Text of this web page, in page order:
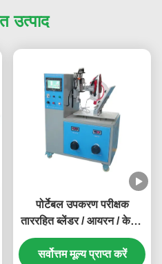
उत्पाद
पोर्टेबल उपकरण परीक्षक
ताररहित ब्लेंडर / आयरन / केटल
सम्मिलित करें और धीरज परीक्षण
करें
सर्वोत्तम मूल्य प्राप्त करें